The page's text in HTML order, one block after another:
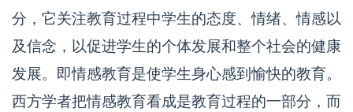
分，它关注教育过程中学生的态度、情绪、情感以
及信念，以促进学生的个体发展和整个社会的健康
发展。即情感教育是使学生身心感到愉快的教育。
西方学者把情感教育看成是教育过程的一部分，而